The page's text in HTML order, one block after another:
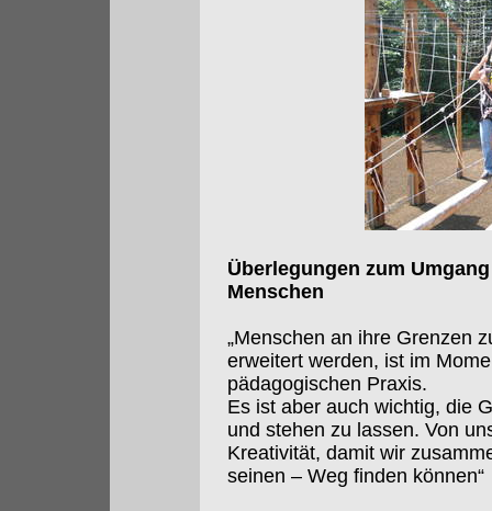
Überlegungen zum
Menschen
„Menschen an ihre Grenzen
erweitert werden, ist im
pädagogischen Praxis.
Es ist aber auch wichtig, die
und stehen zu lassen. Von
Kreativität, damit wir
seinen – Weg finden können“